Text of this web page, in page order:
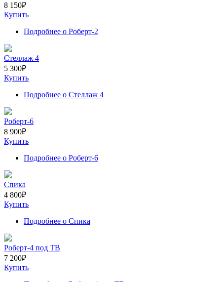
8 150₽
Купить
Подробнее о Роберт-2
Стеллаж 4
5 300₽
Купить
Подробнее о Стеллаж 4
Роберт-6
8 900₽
Купить
Подробнее о Роберт-6
Спика
4 800₽
Купить
Подробнее о Спика
Роберт-4 под ТВ
7 200₽
Купить